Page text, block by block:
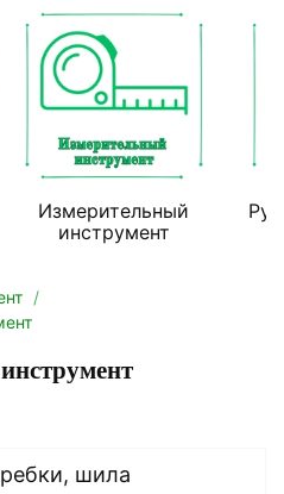
Измерительный
инструмент
шила